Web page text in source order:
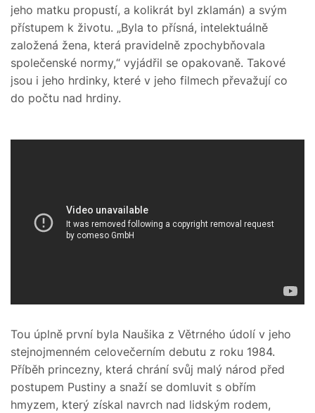
jeho matku propustí, a kolikrát byl zklamán) a svým
přístupem k životu. „Byla to přísná, intelektuálně
založená žena, která pravidelně zpochybňovala
společenské normy,“ vyjádřil se opakovaně. Takové
jsou i jeho hrdinky, které v jeho filmech převažují co
do počtu nad hrdiny.
Tou úplně první byla Naušika z Větrného údolí v jeho
stejnojmenném celovečerním debutu z roku 1984.
Příběh princezny, která chrání svůj malý národ před
postupem Pustiny a snaží se domluvit s obřím
hmyzem, který získal navrch nad lidským rodem,